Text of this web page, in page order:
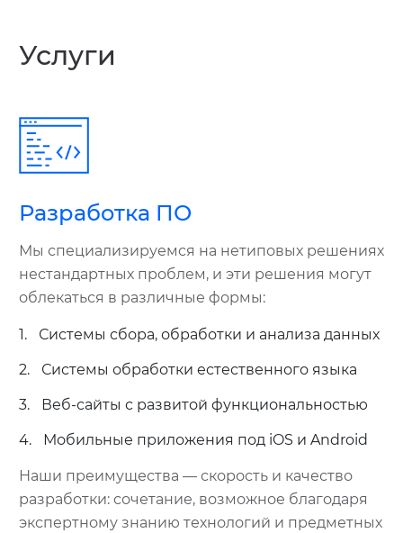
Услуги
Разработка ПО
Мы специализируемся на нетиповых решениях
нестандартных проблем, и эти решения могут
облекаться в различные формы:
1. Системы сбора, обработки и анализа данных
2. Системы обработки естественного языка
3. Веб-сайты с развитой функциональностью
4. Мобильные приложения под iOS и Android
Наши преимущества — скорость и качество
разработки: сочетание, возможное благодаря
экспертному знанию технологий и предметных